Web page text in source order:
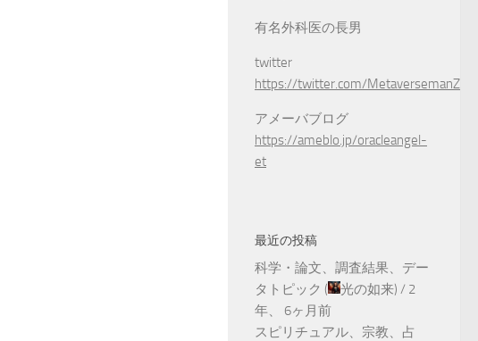
有名外科医の長男
twitter
https://twitter.com/MetaversemanZ
アメーバブログ
https://ameblo.jp/oracleangel-
et
最近の投稿
科学・論文、調査結果、デー
タトピック ( 光の如来) / 2
年、 6ヶ月前
スピリチュアル、宗教、占